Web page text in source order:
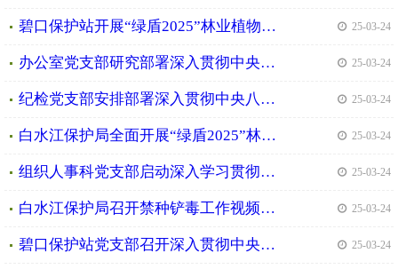
碧口保护站开展“绿盾2025”林业植物检疫执法专项行动 | 25-03-24
办公室党支部研究部署深入贯彻中央八项规定精神学习教育工作 | 25-03-24
纪检党支部安排部署深入贯彻中央八项规定精神学习教育工作 | 25-03-24
白水江保护局全面开展“绿盾2025”林业植物检疫执法专项行动 | 25-03-24
组织人事科党支部启动深入学习贯彻中央八项规定精神学习教育工作 | 25-03-24
白水江保护局召开禁种铲毒工作视频会议 | 25-03-24
碧口保护站党支部召开深入贯彻中央八项规定精神学习教育启动会 | 25-03-24